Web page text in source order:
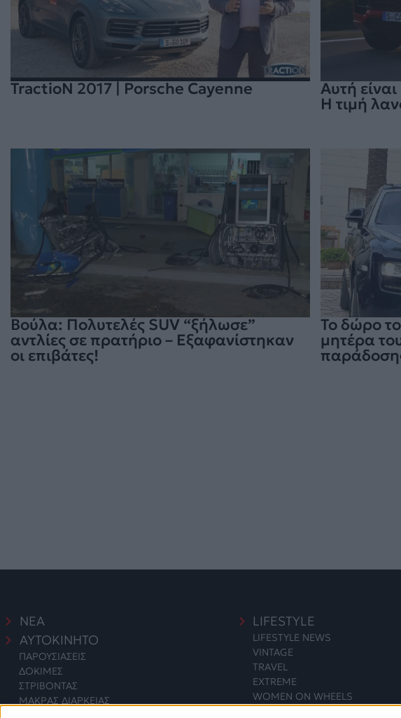
TractioN 2017 | Porsche Cayenne
Αυτή
Η τιμή
Βούλα: Πολυτελές SUV “ξήλωσε”
αντλίες σε πρατήριο – Εξαφανίστηκαν
οι επιβάτες!
Το δώρο
μητέρα
ΝΕΑ
ΑΥΤΟΚΙΝΗΤΟ
ΠΑΡΟΥΣΙΑΣΕΙΣ
ΔΟΚΙΜΕΣ
ΣΤΡΙΒΟΝΤΑΣ
ΜΑΚΡΑΣ ΔΙΑΡΚΕΙΑΣ
LIFESTYLE
LIFESTYLE NEWS
VINTAGE
TRAVEL
EXTREME
WOMEN ON WHEELS